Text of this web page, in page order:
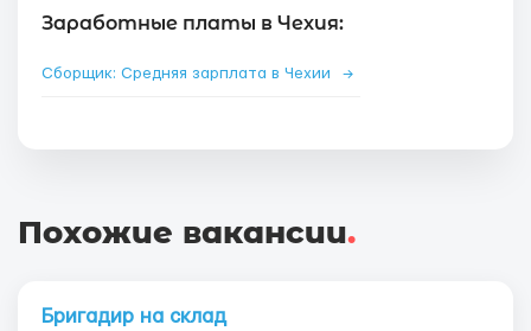
Заработные платы в Чехия:
Сборщик: Средняя зарплата в Чехии →
Похожие вакансии.
Бригадир на склад